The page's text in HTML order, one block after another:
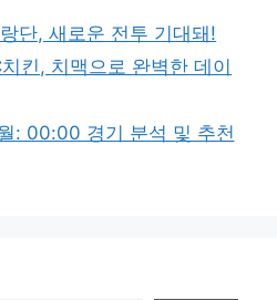
단, 새로운 전투 기대돼!
킨, 치맥으로 완벽한 데이
: 00:00 경기 분석 및 추천